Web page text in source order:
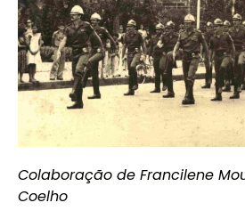
Colaboração de Francilene
Coelho